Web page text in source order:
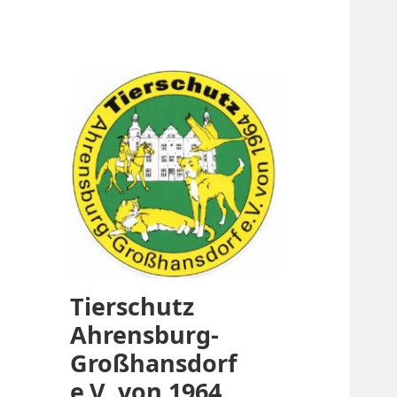
Tierschutz
Ahrensburg-
Großhansdorf